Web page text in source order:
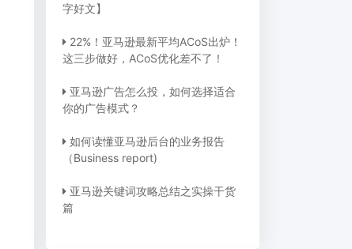
字好文】
22%！亚马逊最新平均ACoS出炉！
这三步做好，ACoS优化差不了！
亚马逊广告怎么投，如何选择适合
你的广告模式？
如何读懂亚马逊后台的业务报告
（Business report)
亚马逊关键词攻略总结之实操干货
篇